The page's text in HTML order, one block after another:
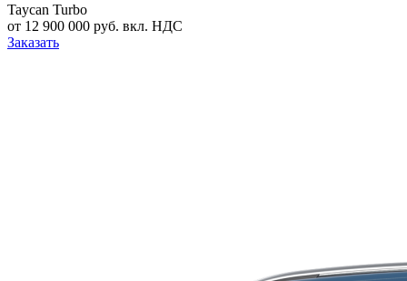
Taycan Turbo
от 12 900 000 руб. вкл. НДС
Заказать